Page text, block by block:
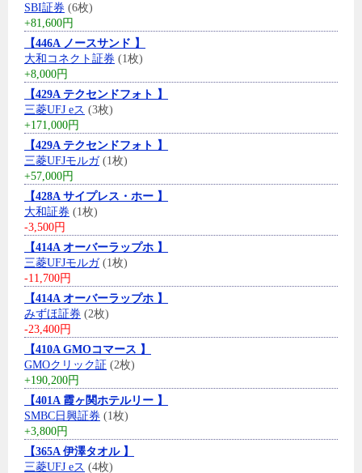
SBI証券 (6枚)
+81,600円
【446A ノースサンド 】
大和コネクト証券 (1枚)
+8,000円
【429A テクセンドフォト 】
三菱UFJ eス (3枚)
+171,000円
【429A テクセンドフォト 】
三菱UFJモルガ(1枚)
+57,000円
【428A サイプレス・ホー 】
大和証券 (1枚)
-3,500円
【414A オーバーラップホ 】
三菱UFJモルガ(1枚)
-11,700円
【414A オーバーラップホ 】
みずほ証券 (2枚)
-23,400円
【410A GMOコマース 】
GMOクリック証 (2枚)
+190,200円
【401A 霞ヶ関ホテルリー 】
SMBC日興証券 (1枚)
+3,800円
【365A 伊澤タオル 】
三菱UFJ eス (4枚)